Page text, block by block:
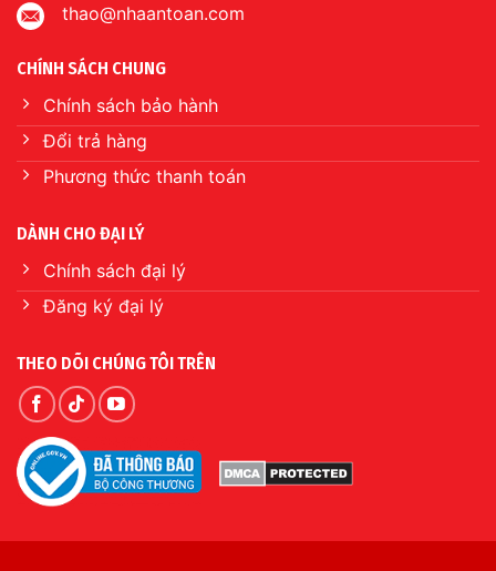
thao@nhaantoan.com
CHÍNH SÁCH CHUNG
Chính sách bảo hành
Đổi trả hàng
Phương thức thanh toán
DÀNH CHO ĐẠI LÝ
Chính sách đại lý
Đăng ký đại lý
THEO DÕI CHÚNG TÔI TRÊN